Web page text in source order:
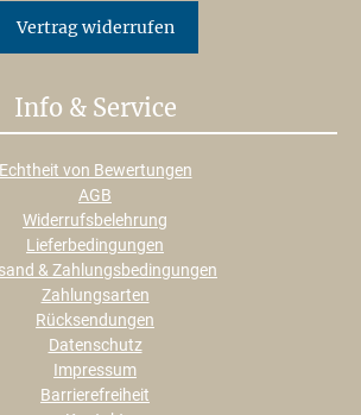
Vertrag widerrufen
Info & Service
Echtheit von Bewertungen
AGB
Widerrufsbelehrung
Lieferbedingungen
& Zahlungsbedingungen
Zahlungsarten
Rücksendungen
Datenschutz
Impressum
Barrierefreiheit